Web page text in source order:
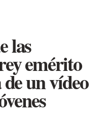
las
emérito
un vídeo